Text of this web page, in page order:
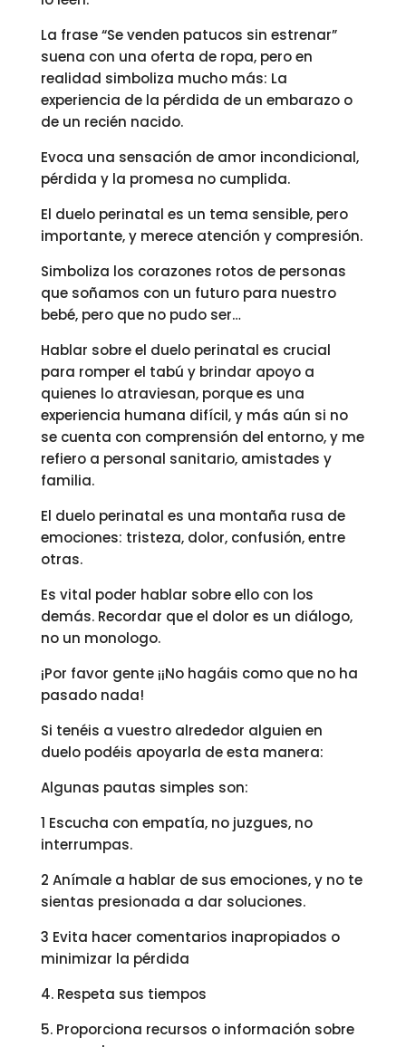
La frase “Se venden patucos sin estrenar”
suena con una oferta de ropa, pero en
realidad simboliza mucho más: La
experiencia de la pérdida de un embarazo o
de un recién nacido.
Evoca una sensación de amor incondicional,
pérdida y la promesa no cumplida.
El duelo perinatal es un tema sensible, pero
importante, y merece atención y compresión.
Simboliza los corazones rotos de personas
que soñamos con un futuro para nuestro
bebé, pero que no pudo ser…
Hablar sobre el duelo perinatal es crucial
para romper el tabú y brindar apoyo a
quienes lo atraviesan, porque es una
experiencia humana difícil, y más aún si no
se cuenta con comprensión del entorno, y me
refiero a personal sanitario, amistades y
familia.
El duelo perinatal es una montaña rusa de
emociones: tristeza, dolor, confusión, entre
otras.
Es vital poder hablar sobre ello con los
demás. Recordar que el dolor es un diálogo,
no un monologo.
¡Por favor gente ¡¡No hagáis como que no ha
pasado nada!
Si tenéis a vuestro alrededor alguien en
duelo podéis apoyarla de esta manera:
Algunas pautas simples son:
1 Escucha con empatía, no juzgues, no
interrumpas.
2 Anímale a hablar de sus emociones, y no te
sientas presionada a dar soluciones.
3 Evita hacer comentarios inapropiados o
minimizar la pérdida
4. Respeta sus tiempos
5. Proporciona recursos o información sobre